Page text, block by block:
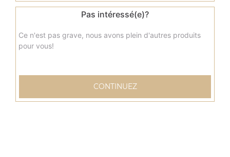
Base crème fraîche, fromage, saumon, olives
8.90€
Pas intéressé(e)?
Ce n'est pas grave, nous avons plein d'autres produits
pour vous!
CONTINUEZ